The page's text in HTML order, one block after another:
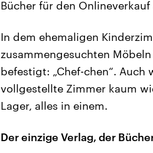
Bücher für den
In dem ehemaligen
zusammengesuchten
befestigt: „Chef-chen“.
vollgestellte Zimmer kaum
Lager, alles in einem.
Der einzige Verlag, der